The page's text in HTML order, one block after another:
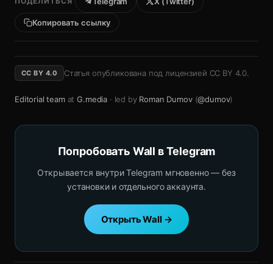
Копировать ссылку
CC BY 4.0 Статья опубликована под лицензией CC BY 4.0.
Editorial teamat G.media · led by Roman Dumov (@dumov)
Попробовать Wall в Telegram
Открывается внутри Telegram мгновенно — без
установки и отдельного аккаунта.
Открыть Wall →